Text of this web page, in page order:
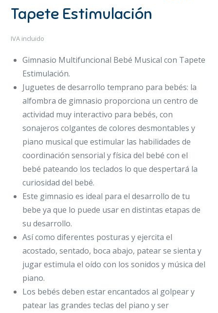
Tapete Estimulación
IVA incluido
Gimnasio Multifuncional Bebé Musical con Tapete
Estimulación.
Juguetes de desarrollo temprano para bebés: la
alfombra de gimnasio proporciona un centro de
actividad muy interactivo para bebés, con
sonajeros colgantes de colores desmontables y
piano musical que estimular las habilidades de
coordinación sensorial y física del bebé con el
bebé pateando los teclados lo que despertará la
curiosidad del bebé.
Este gimnasio es ideal para el desarrollo de tu
bebe ya que lo puede usar en distintas etapas de
su desarrollo.
Así como diferentes posturas y ejercita el
acostado, sentado, boca abajo, patear se sienta y
jugar estimula el oído con los sonidos y música del
piano.
Los bebés deben estar encantados al golpear y
patear las grandes teclas del piano y ser